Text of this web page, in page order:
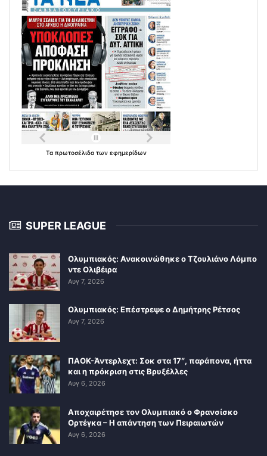
Τα πρωτοσέλιδα των εφημερίδων
SUPER LEAGUE
Ολυμπιακός: Ανακοινώθηκε ο Τζουλιάνο Λόμπο
ντε Ολιβέιρα
Αυγ 7, 2026
Ολυμπιακός: Επέστρεψε ο Δημήτρης Ρέτσος
Αυγ 7, 2026
ΠΑΟΚ-Άντερλεχτ: Σοκ στα 17″, παράπονα, ήττα
και η πρόκριση στις Βρυξέλλες
Αυγ 6, 2026
Αποχαιρέτησε τον Ολυμπιακό ο Φρανσίσκο
Ορτέγκα – Η απάντηση των Πειραιωτών
Αυγ 6, 2026